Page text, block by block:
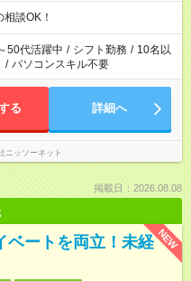
談OK！
50代活躍中 / シフト勤務 / 10名以
/ パソコンスキル不要
る 詳細へ
ニッソーネット
掲載日：2026.08.08
NEW
ベートを両立！未経